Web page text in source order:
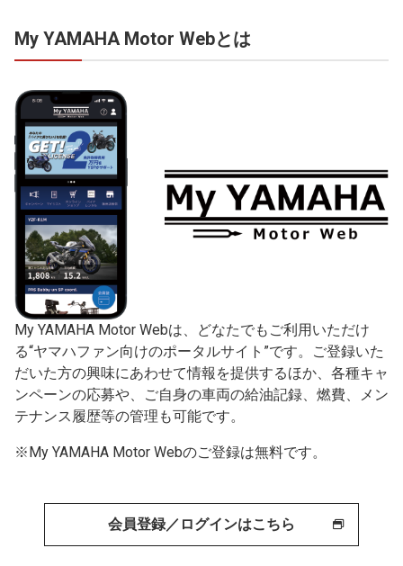
My YAMAHA Motor Webとは
My YAMAHA Motor Webは、どなたでもご利用いただけ
る“ヤマハファン向けのポータルサイト”です。ご登録いた
だいた方の興味にあわせて情報を提供するほか、各種キャ
ンペーンの応募や、ご自身の車両の給油記録、燃費、メン
テナンス履歴等の管理も可能です。
※My YAMAHA Motor Webのご登録は無料です。
会員登録／ログインはこちら